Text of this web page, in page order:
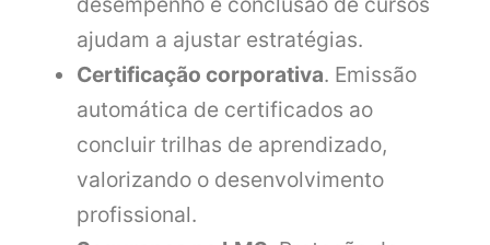
ajudam a ajustar estratégias.
Certificação corporativa. Emissão
automática de certificados ao
concluir trilhas de aprendizado,
valorizando o desenvolvimento
profissional.